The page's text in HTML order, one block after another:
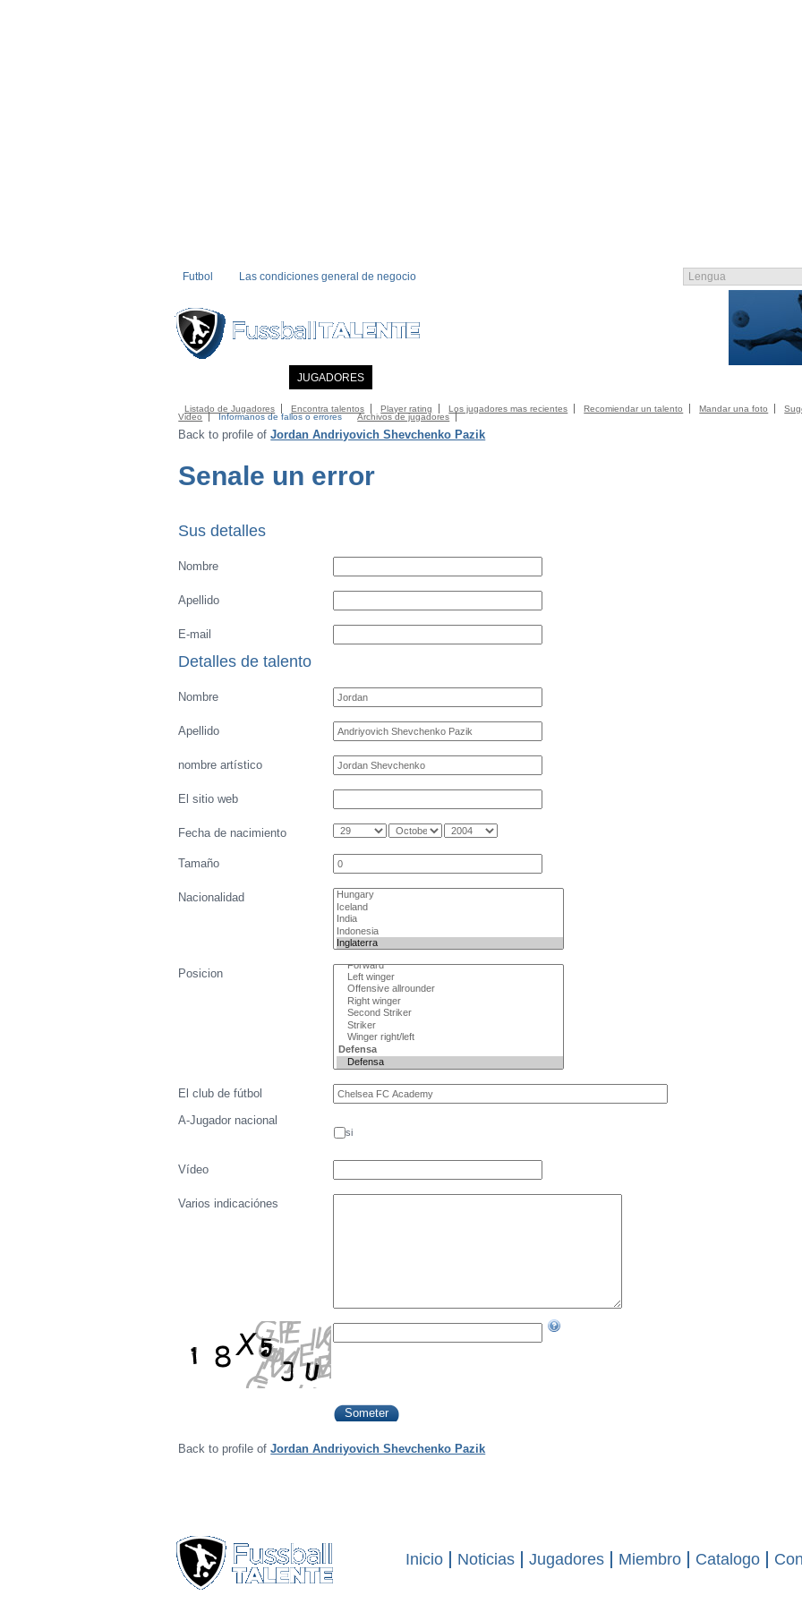
Futbol Las condiciones general de negocio
JUGADORES
Listado de Jugadores Encontra talentos Player rating Los jugadores mas recientes Recomiendar un talento Mandar una foto
Video
Informanos de fallos o errores Archivos de jugadores
Back to profile of Jordan Andriyovich Shevchenko Pazik
Senale un error
Sus detalles
Nombre
Apellido
E-mail
Detalles de talento
Nombre
Apellido
nombre artístico
El sitio web
Fecha de nacimiento
Tamaño
Nacionalidad
Posicion
El club de fútbol
A-Jugador nacional
si
Vídeo
Varios indicaciónes
Back to profile of Jordan Andriyovich Shevchenko Pazik
Inicio Noticias Jugadores Miembro Catalogo